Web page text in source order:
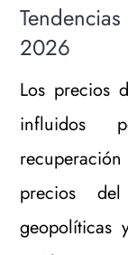
2026
Los precios
influidos
precios
geopolíticas